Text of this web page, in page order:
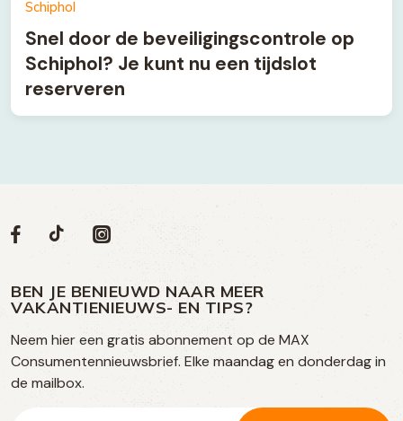
Schiphol
Snel door de beveiligingscontrole op
Schiphol? Je kunt nu een tijdslot
reserveren
Volg
op
social
media
Social
Volg
op
Facebook
Volg
op
TikTok
Volg
op
Instagram
BEN JE BENIEUWD NAAR MEER
VAKANTIENIEUWS- EN TIPS?
Neem hier een gratis abonnement op de MAX
Consumentennieuwsbrief. Elke maandag en donderdag in
de mailbox.